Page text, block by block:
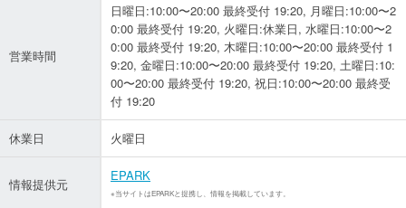
営業時間
日曜日:10:00〜20:00 最終受付 19:20, 月曜日:10:00〜2
0:00 最終受付 19:20, 火曜日:休業日, 水曜日:10:00〜2
0:00 最終受付 19:20, 木曜日:10:00〜20:00 最終受付 1
9:20, 金曜日:10:00〜20:00 最終受付 19:20, 土曜日:10:
00〜20:00 最終受付 19:20, 祝日:10:00〜20:00 最終受
付 19:20
休業日 火曜日
情報提供元
EPARK
※当サイトはEPARKと提携し、情報を掲載しています。